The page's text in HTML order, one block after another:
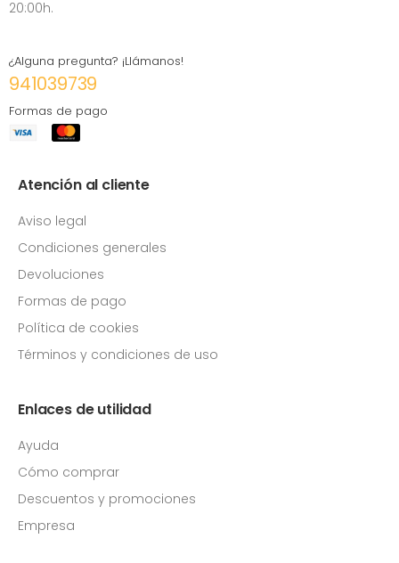
20:00h.
¿Alguna pregunta? ¡Llámanos!
941039739
Formas de pago
Atención al cliente
Aviso legal
Condiciones generales
Devoluciones
Formas de pago
Política de cookies
Términos y condiciones de uso
Enlaces de utilidad
Ayuda
Cómo comprar
Descuentos y promociones
Empresa